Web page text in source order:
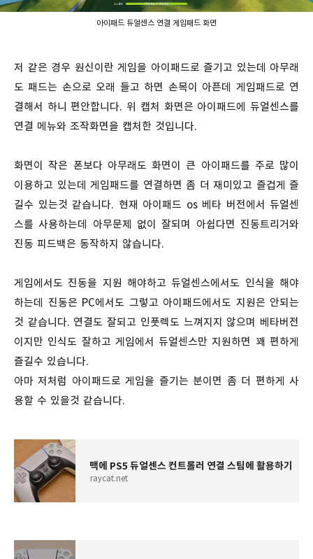
아이패드 듀얼센스 연결 게임패드 화면
저 같은 경우 원신이란 게임을 아이패드로 즐기고 있는데 아무래
도 패드는 손으로 오래 들고 하면 손목이 아픈데 게임패드로 연
결해서 하니 편안합니다. 위 캡처 화면은 아이패드에 듀얼센스를
연결 메뉴와 조작화면을 캡처한 것입니다.
화면이 작은 폰보다 아무래도 화면이 큰 아이패드를 주로 많이
이용하고 있는데 게임패드를 연결하면 좀 더 재미있고 즐겁게 즐
길수 있는것 같습니다. 현재 아이패드 os 베타 버전에서 듀얼센
스를 사용하는데 아무문제 없이 잘되며 아쉽다면 진동트리거와
진동 피드백은 동작하지 않습니다.
게임에서도 진동을 지원 해야하고 듀얼센스에서도 인식을 해야
하는데 진동은 PC에서도 그렇고 아이패드에서도 지원은 안되는
것 같습니다. 연결도 잘되고 인풋렉도 느껴지지 않으며 베타버전
이지만 인식도 잘하고 게임에서 듀얼센스만 지원하면 꽤 편하게
즐길수 있습니다.
아마 저처럼 아이패드로 게임을 즐기는 분이면 좀 더 편하게 사
용할 수 있을것 같습니다.
맥에 PS5 듀얼센스 컨트롤러 연결 스팀에 활용하기
raycat.net